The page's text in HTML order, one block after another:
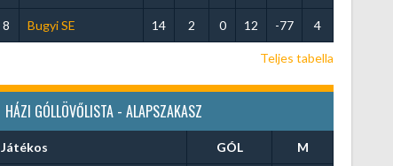
8 Bugyi SE 14 2 0 12 -77 4
Teljes tabella
HÁZI GÓLLÖVŐLISTA - ALAPSZAKASZ
Játékos GÓL M